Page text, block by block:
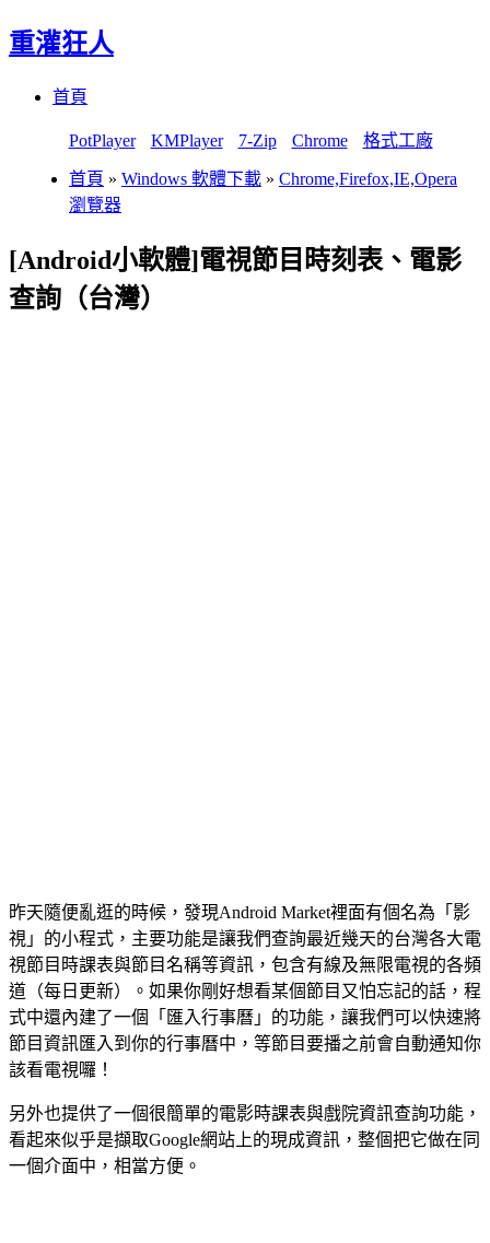
重灌狂人
首頁
PotPlayer KMPlayer 7-Zip Chrome 格式工廠
首頁 » Windows 軟體下載 » Chrome,Firefox,IE,Opera
瀏覽器
[Android小軟體]電視節目時刻表、電影
查詢（台灣）
昨天隨便亂逛的時候，發現Android Market裡面有個名為「影
視」的小程式，主要功能是讓我們查詢最近幾天的台灣各大電
視節目時課表與節目名稱等資訊，包含有線及無限電視的各頻
道（每日更新）。如果你剛好想看某個節目又怕忘記的話，程
式中還內建了一個「匯入行事曆」的功能，讓我們可以快速將
節目資訊匯入到你的行事曆中，等節目要播之前會自動通知你
該看電視囉！
另外也提供了一個很簡單的電影時課表與戲院資訊查詢功能，
看起來似乎是擷取Google網站上的現成資訊，整個把它做在同
一個介面中，相當方便。